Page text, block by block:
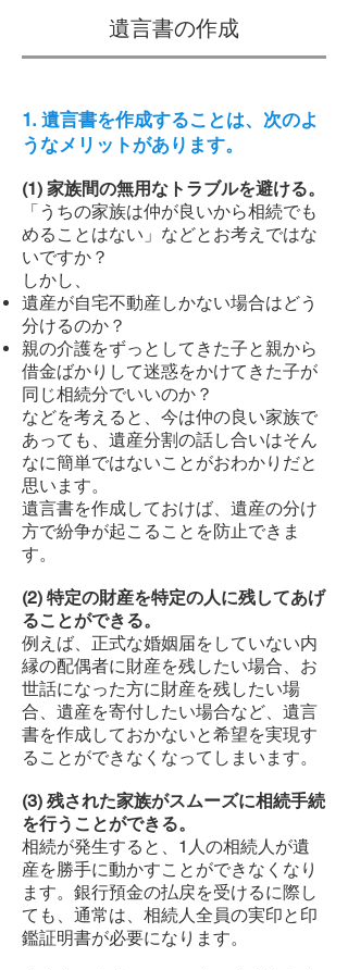
遺言書の作成
1. 遺言書を作成することは、次のよ
うなメリットがあります。
(1) 家族間の無用なトラブルを避ける。
「うちの家族は仲が良いから相続でも
めることはない」などとお考えではな
いですか？
しかし、
遺産が自宅不動産しかない場合はどう
分けるのか？
親の介護をずっとしてきた子と親から
借金ばかりして迷惑をかけてきた子が
同じ相続分でいいのか？
などを考えると、今は仲の良い家族で
あっても、遺産分割の話し合いはそん
なに簡単ではないことがおわかりだと
思います。
遺言書を作成しておけば、遺産の分け
方で紛争が起こることを防止できま
す。
(2) 特定の財産を特定の人に残してあげ
ることができる。
例えば、正式な婚姻届をしていない内
縁の配偶者に財産を残したい場合、お
世話になった方に財産を残したい場
合、遺産を寄付したい場合など、遺言
書を作成しておかないと希望を実現す
ることができなくなってしまいます。
(3) 残された家族がスムーズに相続手続
を行うことができる。
相続が発生すると、1人の相続人が遺
産を勝手に動かすことができなくなり
ます。銀行預金の払戻を受けるに際し
ても、通常は、相続人全員の実印と印
鑑証明書が必要になります。